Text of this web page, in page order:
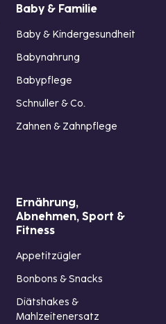
Baby & Familie
Baby & Kindergesundheit
Babynahrung
Babypflege
Schnuller & Co.
Zahnen & Zahnpflege
Ernährung,
Abnehmen, Sport &
Fitness
Appetitzügler
Bonbons & Snacks
Diätshakes &
Mahlzeitenersatz